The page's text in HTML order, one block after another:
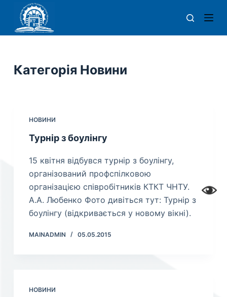
р
й
тКатегорія Новини
НОВИНИ
Турнір з боулінгу
15 квітня відбувся турнір з боулінгу,
організований профспілковою
організацією співробітників КТКТ ЧНТУ.
А.А. Любенко Фото дивіться тут: Турнір з
боулінгу (відкривається у новому вікні).
MAINADMIN 05.05.2015
НОВИНИ